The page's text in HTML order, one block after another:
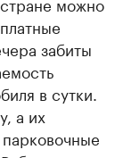
забиты
в сутки.
а их